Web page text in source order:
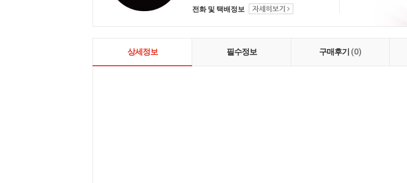
전화 및 택배정보
상세정보 필수정보 구매후기 (0)